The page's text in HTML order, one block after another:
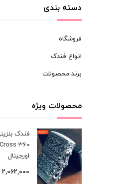
دسته بندی
فروشگاه
انواع فندک
برند محصولات
محصولات ویژه
اورجینال
2,062,000